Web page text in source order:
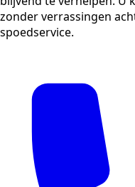
zonder verrassingen
spoedservice.